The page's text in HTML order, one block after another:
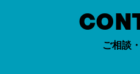
ご相談